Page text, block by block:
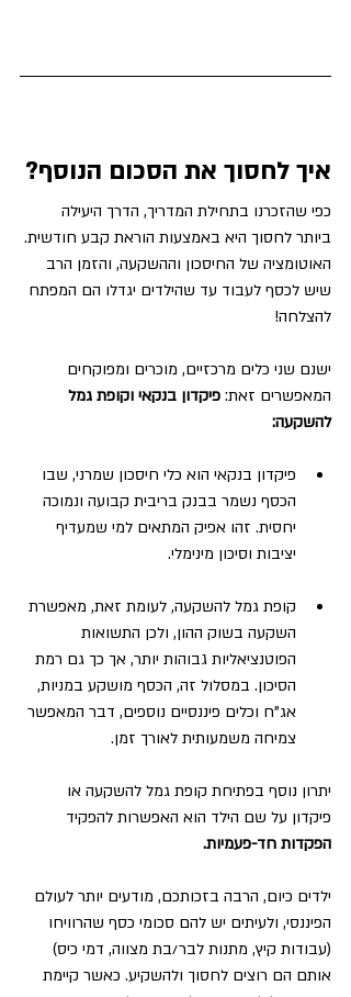
איך לחסוך את הסכום הנוסף?
כפי שהזכרנו בתחילת המדריך, הדרך היעילה
ביותר לחסוך היא באמצעות הוראת קבע חודשית.
האוטומציה של החיסכון וההשקעה, והזמן הרב
שיש לכסף לעבוד עד שהילדים יגדלו הם המפתח
להצלחה!
ישנם שני כלים מרכזיים, מוכרים ומפוקחים
המאפשרים זאת: פיקדון בנקאי וקופת גמל
להשקעה:
פיקדון בנקאי הוא כלי חיסכון שמרני, שבו
הכסף נשמר בבנק בריבית קבועה ונמוכה
יחסית. זהו אפיק המתאים למי שמעדיף
יציבות וסיכון מינימלי.
קופת גמל להשקעה, לעומת זאת, מאפשרת
השקעה בשוק ההון, ולכן התשואות
הפוטנציאליות גבוהות יותר, אך כך גם רמת
הסיכון. במסלול זה, הכסף מושקע במניות,
אג"ח וכלים פיננסיים נוספים, דבר המאפשר
צמיחה משמעותית לאורך זמן.
יתרון נוסף בפתיחת קופת גמל להשקעה או
פיקדון על שם הילד הוא האפשרות להפקיד
הפקדות חד-פעמיות.
ילדים כיום, הרבה בזכותכם, מודעים יותר לעולם
הפיננסי, ולעיתים יש להם סכומי כסף שהרוויחו
(עבודות קיץ, מתנות לבר/בת מצווה, דמי כיס)
אותם הם רוצים לחסוך ולהשקיע. כאשר קיימת